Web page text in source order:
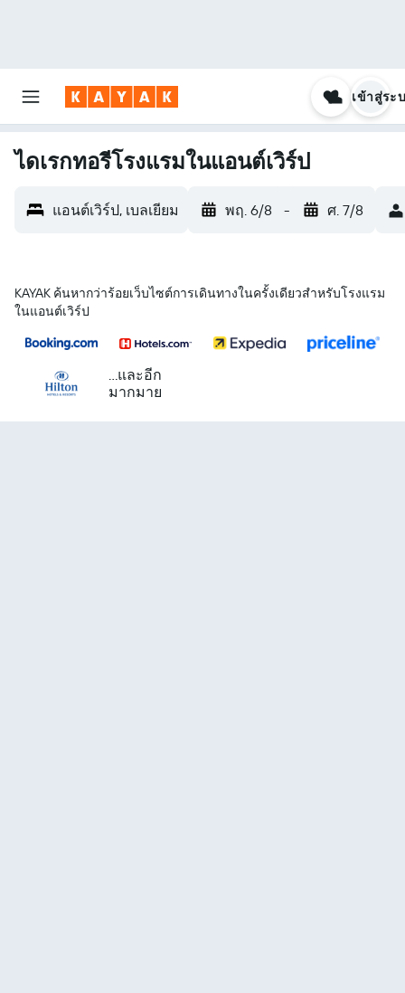
เข้าสู่ระ
ไดเรกทอรีโรงแรมในแอนต์เวิร์ป
แอนต์เวิร์ป, เบลเยียม พฤ. 6/8 - ศ. 7/8
KAYAK ค้นหากว่าร้อยเว็บไซต์การเดินทางในครั้งเดียวสำหรับโรงแรม
ในแอนต์เวิร์ป
...และอีก
มากมาย